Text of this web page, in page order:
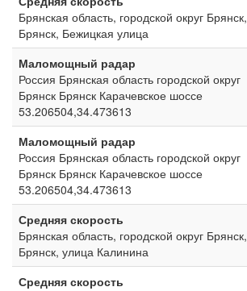
Брянская область, городской округ Брянск,
Брянск, Бежицкая улица
Маломощный радар
Россия Брянская область городской округ
Брянск Брянск Карачевское шоссе
53.206504,34.473613
Маломощный радар
Россия Брянская область городской округ
Брянск Брянск Карачевское шоссе
53.206504,34.473613
Средняя скорость
Брянская область, городской округ Брянск,
Брянск, улица Калинина
Средняя скорость